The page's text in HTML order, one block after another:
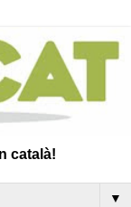
català!
▼